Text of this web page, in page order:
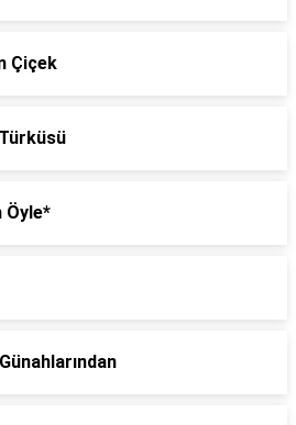
Çiçek
Öyle*